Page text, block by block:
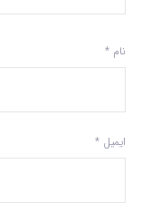
نام *
ایمیل *